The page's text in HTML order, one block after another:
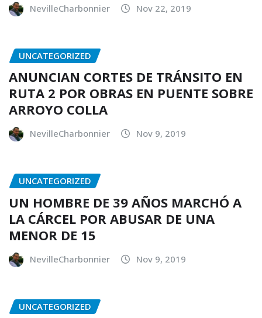
NevilleCharbonnier Nov 22, 2019
UNCATEGORIZED
ANUNCIAN CORTES DE TRÁNSITO EN
RUTA 2 POR OBRAS EN PUENTE SOBRE
ARROYO COLLA
NevilleCharbonnier Nov 9, 2019
UNCATEGORIZED
UN HOMBRE DE 39 AÑOS MARCHÓ A
LA CÁRCEL POR ABUSAR DE UNA
MENOR DE 15
NevilleCharbonnier Nov 9, 2019
UNCATEGORIZED